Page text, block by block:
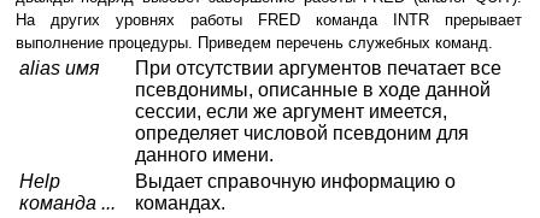
На других уровнях работы FRED команда INTR прерывает
выполнение процедуры. Приведем перечень служебных команд.
alias имя
При отсутствии аргументов печатает все
псевдонимы, описанные в ходе данной
сессии, если же аргумент имеется,
определяет числовой псевдоним для
данного имени.
Help
команда ...
Выдает справочную информацию о
командах.